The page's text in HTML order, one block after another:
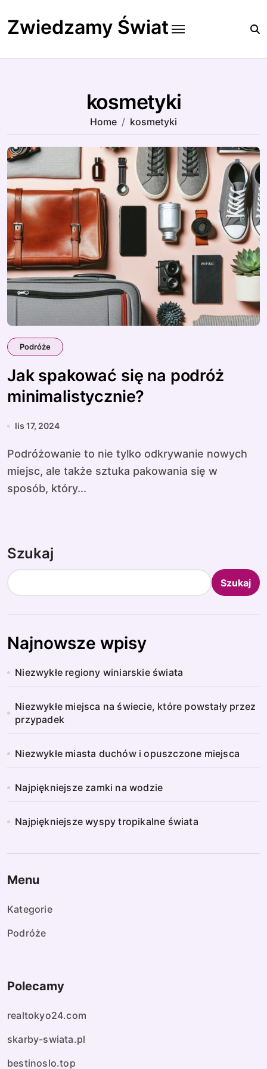
to
content
Zwiedzamy Świat
kosmetyki
Home kosmetyki
Podróże
Jak spakować się na podróż
minimalistycznie?
lis 17, 2024
Podróżowanie to nie tylko odkrywanie nowych
miejsc, ale także sztuka pakowania się w
sposób, który...
Szukaj
Szukaj
Najnowsze wpisy
Niezwykłe regiony winiarskie świata
Niezwykłe miejsca na świecie, które powstały przez
przypadek
Niezwykłe miasta duchów i opuszczone miejsca
Najpiękniejsze zamki na wodzie
Najpiękniejsze wyspy tropikalne świata
Menu
Kategorie
Podróże
Polecamy
realtokyo24.com
skarby-swiata.pl
bestinoslo.top